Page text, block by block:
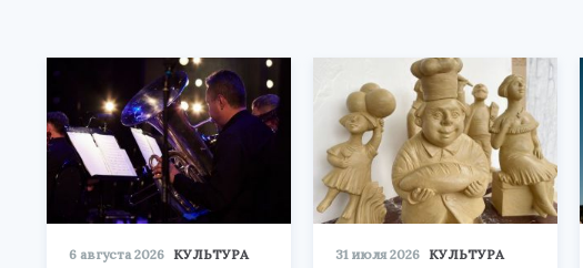
6 августа 2026 КУЛЬТУРА 31 июля 2026 КУЛЬТУРА